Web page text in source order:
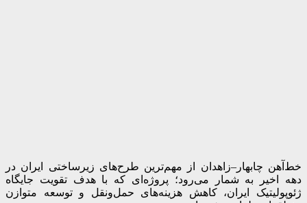
خط‌آهن چابهار–زاهدان از مهم‌ترین طرح‌های زیرساختی ایران در
دهه اخیر به شمار می‌رود؛ پروژه‌ای که با هدف تقویت جایگاه
ژئوپولیتیک ایران، کاهش هزینه‌های حمل‌ونقل و توسعه متوازن